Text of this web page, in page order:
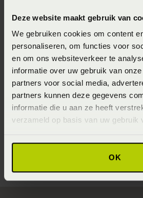
Deze website maakt gebruik van
We gebruiken cookies om content
personaliseren, om functies voor
en om ons websiteverkeer te
informatie over uw gebruik van
partners voor social media,
partners kunnen deze gegevens
informatie die u aan ze heeft
verzameld op basis van uw gebruik
OK
Specificaties
Artikelnummer
8718471535267
Materiaal